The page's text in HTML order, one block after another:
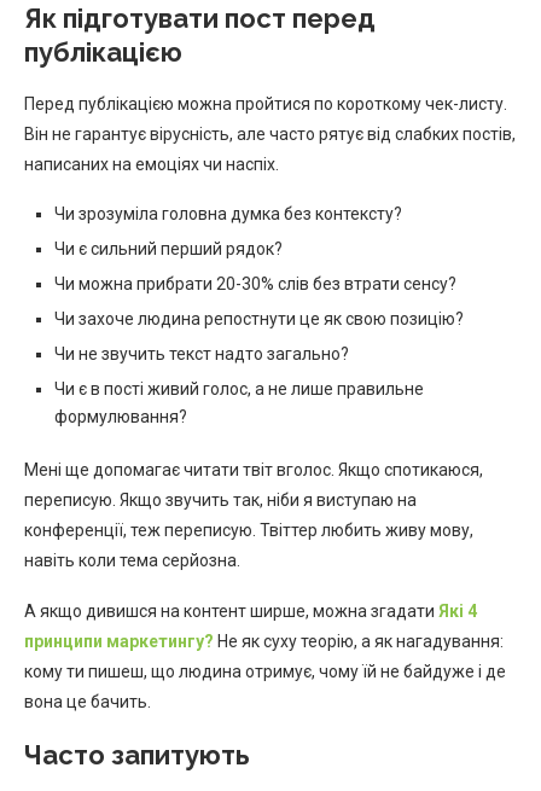
Як підготувати пост перед
публікацією
Перед публікацією можна пройтися по короткому чек-листу.
Він не гарантує вірусність, але часто рятує від слабких постів,
написаних на емоціях чи наспіх.
Чи зрозуміла головна думка без контексту?
Чи є сильний перший рядок?
Чи можна прибрати 20-30% слів без втрати сенсу?
Чи захоче людина репостнути це як свою позицію?
Чи не звучить текст надто загально?
Чи є в пості живий голос, а не лише правильне
формулювання?
Мені ще допомагає читати твіт вголос. Якщо спотикаюся,
переписую. Якщо звучить так, ніби я виступаю на
конференції, теж переписую. Твіттер любить живу мову,
навіть коли тема серйозна.
А якщо дивишся на контент ширше, можна згадати Які 4
принципи маркетингу? Не як суху теорію, а як нагадування:
кому ти пишеш, що людина отримує, чому їй не байдуже і де
вона це бачить.
Часто запитують